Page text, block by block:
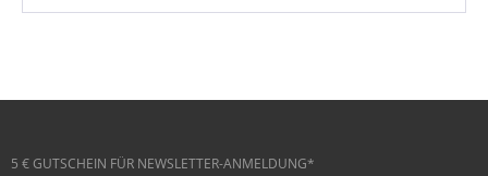
5 € GUTSCHEIN FÜR NEWSLETTER-ANMELDUNG*